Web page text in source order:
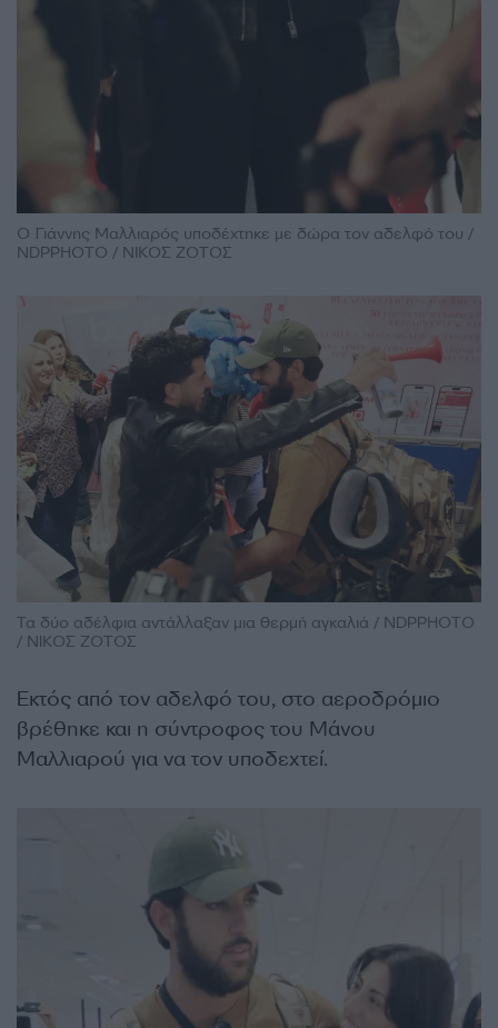
Ο Γιάννης Μαλλιαρός υποδέχτηκε με δώρα τον αδελφό του /
NDPPHOTO / ΝΙΚΟΣ ΖΟΤΟΣ
Τα δύο αδέλφια αντάλλαξαν μια θερμή αγκαλιά / NDPPHOTO
/ ΝΙΚΟΣ ΖΟΤΟΣ
Εκτός από τον αδελφό του, στο αεροδρόμιο
βρέθηκε και η σύντροφος του Μάνου
Μαλλιαρού για να τον υποδεχτεί.